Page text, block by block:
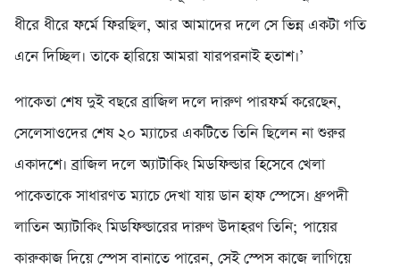
ধীরে ধীরে ফর্মে ফিরছিল, আর আমাদের দলে সে ভিন্ন একটা গতি
এনে দিচ্ছিল। তাকে হারিয়ে আমরা যারপরনাই হতাশ।’
পাকেতা শেষ দুই বছরে ব্রাজিল দলে দারুণ পারফর্ম করেছেন,
সেলেসাওদের শেষ ২০ ম্যাচের একটিতে তিনি ছিলেন না শুরুর
একাদশে। ব্রাজিল দলে অ্যাটাকিং মিডফিল্ডার হিসেবে খেলা
পাকেতাকে সাধারণত ম্যাচে দেখা যায় ডান হাফ স্পেসে। ধ্রুপদী
লাতিন অ্যাটাকিং মিডফিল্ডারের দারুণ উদাহরণ তিনি; পায়ের
কারুকাজ দিয়ে স্পেস বানাতে পারেন, সেই স্পেস কাজে লাগিয়ে